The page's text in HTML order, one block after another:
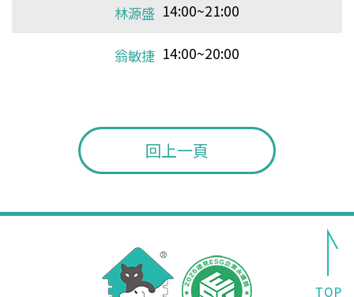
端木君翰 13:00~21:00
翁敏捷 14:00~20:00
林源盛 14:00~21:00
翁敏捷 14:00~20:00
端木君翰 13:00~21:00
翁敏捷 14:00~20:00
端木君翰 13:00~21:00
翁敏捷 14:00~20:00
端木君翰 13:00~21:00
端木君翰 13:00~21:00
翁敏捷 14:00~20:00
回上一頁